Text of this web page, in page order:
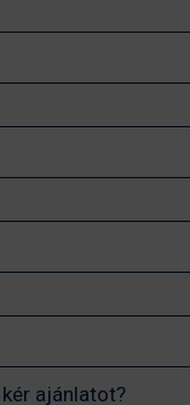
ajánlatot?